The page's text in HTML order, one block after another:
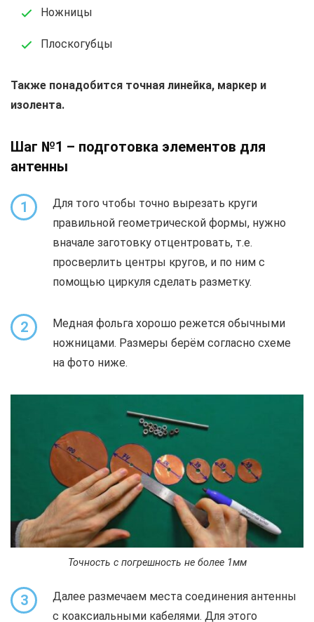
Ножницы
Плоскогубцы
Также понадобится точная линейка, маркер и
изолента.
Шаг №1 – подготовка элементов для
антенны
1
Для того чтобы точно вырезать круги
правильной геометрической формы, нужно
вначале заготовку отцентровать, т.е.
просверлить центры кругов, и по ним с
помощью циркуля сделать разметку.
2
Медная фольга хорошо режется обычными
ножницами. Размеры берём согласно схеме
на фото ниже.
Точность с погрешность не более 1мм
3
Далее размечаем места соединения антенны
с коаксиальными кабелями. Для этого